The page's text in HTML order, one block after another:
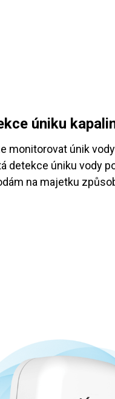
úniku
monitorovat únik
detekce úniku vody
na majetku